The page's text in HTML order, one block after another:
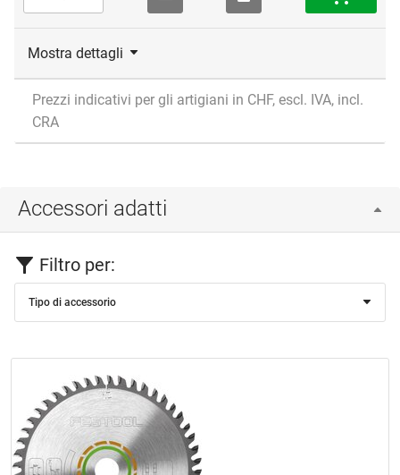
Mostra dettagli
Prezzi indicativi per gli artigiani in CHF, escl. IVA, incl.
CRA
Accessori adatti
Filtro per:
Tipo di accessorio